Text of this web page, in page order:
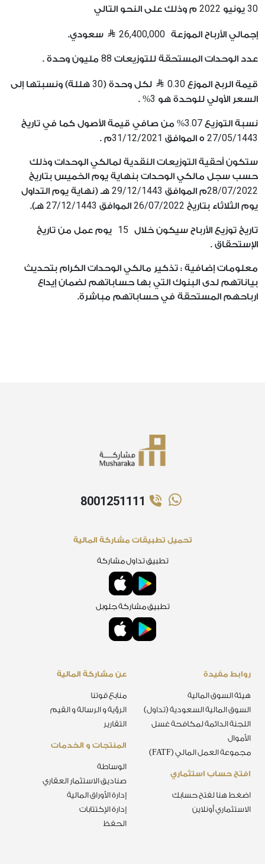
30 يونيو 2022 م وذلك على النحو التالي
إجمالي الأرباح الموزعة 26,400,000 سعودي.
عدد الوحدات المستحقة للتوزيعات 88 مليون وحدة .
قيمة الربح الموزع 0.30 لكل وحدة (30 هللة) ونسبتها إلى
السعر الأولي للوحدة هو 3
% .
نسبة التوزيع 3.07% من صافي قيمة الأصول كما في تاريخ
27/05/1443 ه الموافق 31/12/2021م .
ستكون أحقية التوزيعات النقدية لمالكي الوحدات وذلك
حسب سجل مالكي الوحدات بنهاية يوم الخميس بتاريخ
28/07/2022م الموافق 29/12/1443 هـ (نهاية يوم التداول
يوم الثلاثاء بتاريخ 26/07/2022 الموافق 27/12/1443 هـ).
تاريخ توزيع الأرباح سيكون خلال 15 يوم عمل من تاريخ
الإستحقاق .
معلومات إضافية : تذكير مالكي الوحدات الكرام بتحديث
بياناتهم لدى البنوك التي بها حساباتهم لضمان إيداع
ارباحهم المستحقة في حساباتهم مباشرة.
8001251111
المنتجات و الخدمات
الوساطة
صناديق الاستثمار العقاري
إدارة الأوراق المالية
إدارة الإكتتابات
الحفظ
عن مشاركة المالية
منابع قوتنا
الرؤية و الرسالة و القيم
التقارير
افتح حساب استثماري
اضغط هنا لفتح حسابك
الاستثماري أونلاين
روابط مفيدة
هيئة السوق المالية
السوق المالية السعودية (تداول)
اللجنة الدائمة لمكافحة غسل
الأموال
مجموعة العمل المالي (FATF)
تحميل تطبيقات مشاركة المالية
تطبيق تداول مشاركة
تطبيق مشاركة جلوبل